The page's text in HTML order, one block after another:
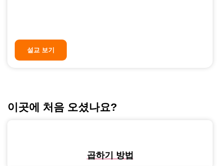
설교 보기
이곳에 처음 오셨나요?
곱하기 방법